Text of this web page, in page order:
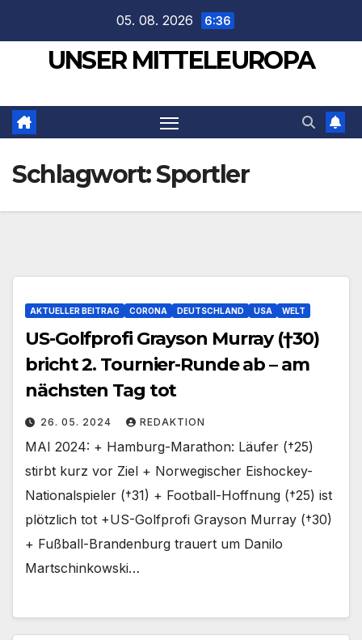
springen
05. 08. 2026 6:36
UNSER MITTELEUROPA
Schlagwort:Sportler
AKTUELLER BEITRAG CORONA DEUTSCHLAND USA WELT
US-Golfprofi Grayson Murray (†30)
bricht 2. Tournier-Runde ab – am
nächsten Tag tot
26. 05. 2024 REDAKTION
MAI 2024: + Hamburg-Marathon: Läufer (†25)
stirbt kurz vor Ziel + Norwegischer Eishockey-
Nationalspieler (†31) + Football-Hoffnung (†25) ist
plötzlich tot +US-Golfprofi Grayson Murray (†30)
+ Fußball-Brandenburg trauert um Danilo
Martschinkowski…